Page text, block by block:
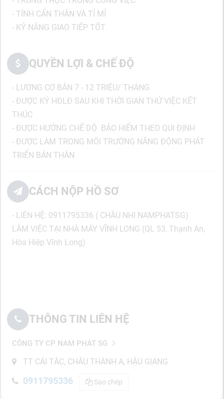
- TÍNH CẨN THẬN VÀ TỈ MỈ
- KỶ NĂNG GIAO TIẾP TỐT
QUYỀN LỢI & CHẾ ĐỘ
- LƯƠNG CƠ BẢN 7 - 12 TRIỆU/ THÁNG
- ĐƯỢC KÝ HĐLĐ SAU KHI THỜI GIAN THỬ VIỆC KẾT
THÚC
- ĐƯỢC HƯỞNG CHẾ DỘ BẢO HIỂM THEO QUI ĐỊNH
- ĐƯỢC LÀM TRONG MÔI TRƯỜNG NĂNG ĐỘNG PHÁT
TRIỂN BẢN THÂN
CÁCH NỘP HỒ SƠ
- LIÊN HỆ: 0911795336 ( CHÂU NHI NAMPHATSG)
LÀM VIỆC TẠI NHÀ MÁY VĨNH LONG (QL 53, Thạnh An,
Hòa Hiệp Vĩnh Long)
THÔNG TIN LIÊN HỆ
CÔNG TY CP NAM PHÁT SG
TT CÁI TĂC, CHÂU THÀNH A, HẬU GIANG
0911795336 Sao chép